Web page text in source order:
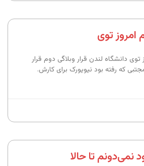
امروز توی
توی دانشگاه لندن قرار وبلاگی دوم قرار
که رفته بود نیویورک برای کارش.
نمی‌دونم تا حالا